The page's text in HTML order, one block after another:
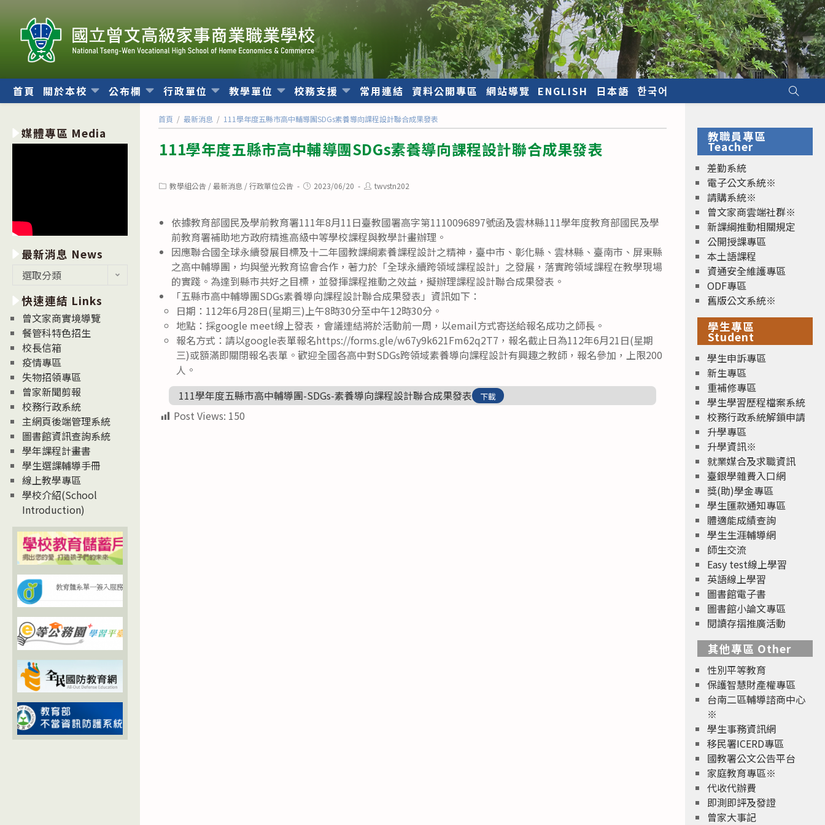
內
首頁 關於本校 公布欄 行政單位 教學單位 校務支援 常用連結 資料公開專區 網站導覽 ENGLISH 日本語 한국어
首頁 / 最新消息 / 111學年度五縣市高中輔導團SDGs素養導向課程設計聯合成果發表
111學年度五縣市高中輔導團SDGs素養導向課程設計聯合成果發表
Post教學組公告 / 最新消息 / 行政單位公告
Post2023/06/20
Posttwvstn202
依據教育部國民及學前教育署111年8月11日臺教國署高字第1110096897號函及雲林縣111學年度教育部國民及學
前教育署補助地方政府精進高級中等學校課程與教學計畫辦理。
因應聯合國全球永續發展目標及十二年國教課綱素養課程設計之精神，臺中市、彰化縣、雲林縣、臺南市、屏東縣
之高中輔導團，均與瑩光教育協會合作，著力於「全球永續跨領域課程設計」之發展，落實跨領域課程在教學現場
的實踐。為達到縣市共好之目標，並發揮課程推動之效益，擬辦理課程設計聯合成果發表。
「五縣市高中輔導團SDGs素養導向課程設計聯合成果發表」資訊如下：
日期：112年6月28日(星期三)上午8時30分至中午12時30分。
地點：採google meet線上發表，會議連結將於活動前一周，以email方式寄送給報名成功之師長。
報名方式：請以google表單報名https://forms.gle/w67y9k621Fm62q2T7，報名截止日為112年6月21日(星期
三)或額滿即關閉報名表單。歡迎全國各高中對SDGs跨領域素養導向課程設計有興趣之教師，報名參加，上限200
人。
111學年度五縣市高中輔導團-SDGs-素養導向課程設計聯合成果發表
下載
Post Views: 150
媒體專區 Media
最新消息 News
消
息
News
選取分類
快速連結 Links
曾文家商實境導覽
餐管科特色招生
校長信箱
疫情專區
失物招領專區
曾家新聞剪報
校務行政系統
主網頁後端管理系統
圖書館資訊查詢系統
學年課程計畫書
學生選課輔導手冊
線上教學專區
學校介紹(School
Introduction)
教職員專區
Teacher
差勤系統
電子公文系統※
請購系統※
曾文家商雲端社群※
新課綱推動相關規定
公開授課專區
本土語課程
資通安全維護專區
ODF專區
舊版公文系統※
學生專區
Student
學生申訴專區
新生專區
重補修專區
學生學習歷程檔案系統
校務行政系統解鎖申請
升學專區
升學資訊※
就業媒合及求職資訊
臺銀學雜費入口網
獎(助)學金專區
學生匯款通知專區
體適能成績查詢
學生生涯輔導網
師生交流
Easy test線上學習
英語線上學習
圖書館電子書
圖書館小論文專區
閱讀存摺推廣活動
其他專區 Other
性別平等教育
保護智慧財產權專區
台南二區輔導諮商中心
※
學生事務資訊網
移民署ICERD專區
國教署公文公告平台
家庭教育專區※
代收代辦費
即測即評及發證
曾家大事記